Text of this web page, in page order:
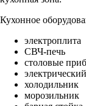
Кухонное
электроплита
СВЧ-печь
столовые
холодильник
морозильник